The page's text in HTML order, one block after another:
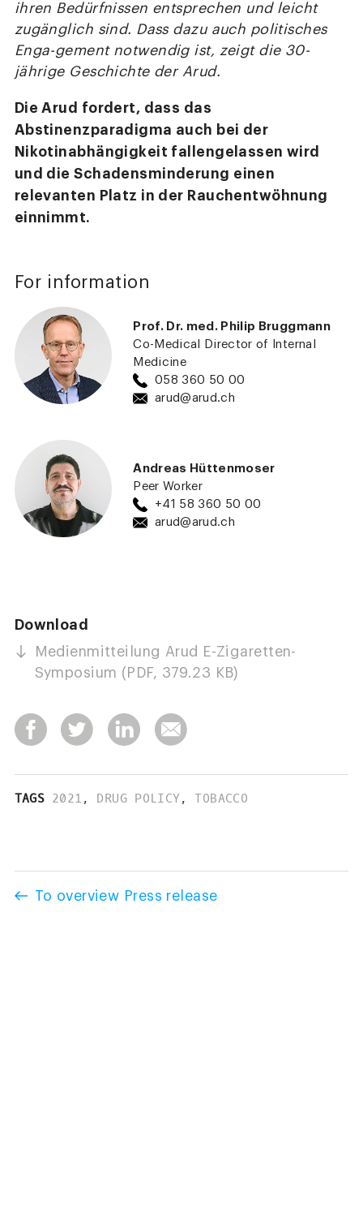
ihren Bedürfnissen entsprechen und leicht
zugänglich sind. Dass dazu auch politisches
Enga-gement notwendig ist, zeigt die 30-
jährige Geschichte der Arud.
Die Arud fordert, dass das
Abstinenzparadigma auch bei der
Nikotinabhängigkeit fallengelassen wird
und die Schadensminderung einen
relevanten Platz in der Rauchentwöhnung
einnimmt.
For information
Prof. Dr. med. Philip Bruggmann
Co-Medical Director of Internal
Medicine
058 360 50 00
arud@arud.ch
Andreas Hüttenmoser
Peer Worker
+41 58 360 50 00
arud@arud.ch
Download
Medienmitteilung Arud E-Zigaretten-
Symposium (PDF, 379.23 KB)
TAGS 2021 , DRUG POLICY, TOBACCO
To overview Press release